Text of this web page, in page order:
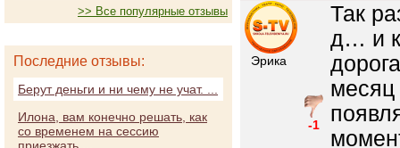
Эрика
-1
Так
д… и
месяц
>> Все популярные отзывы
Последние отзывы:
Берут деньги и ни чему не учат. ...
Илона, вам конечно решать, как
со временем на сессию